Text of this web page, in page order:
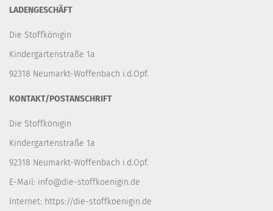
LADENGESCHÄFT
Die Stoffkönigin
Kindergartenstraße 1a
92318 Neumarkt-Woffenbach i.d.Opf.
KONTAKT/POSTANSCHRIFT
Die Stoffkönigin
Kindergartenstraße 1a
92318 Neumarkt-Woffenbach i.d.Opf.
E-Mail: info@die-stoffkoenigin.de
Internet: https://die-stoffkoenigin.de